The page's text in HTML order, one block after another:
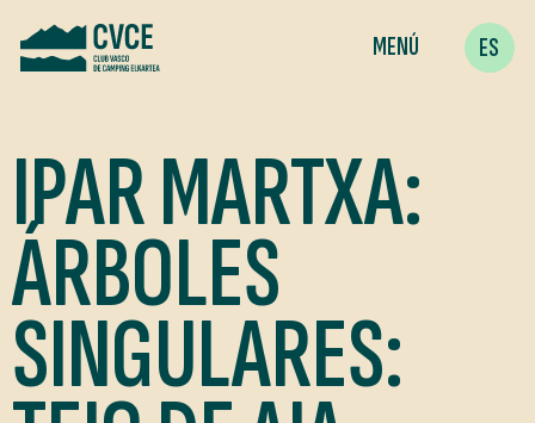
MENÚ ES
IPAR MARTXA:
ÁRBOLES
SINGULARES: